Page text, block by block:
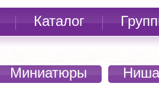
Каталог
Миниатюры